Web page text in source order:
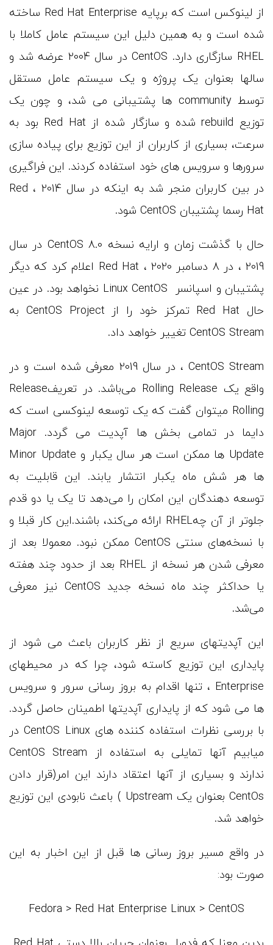
از لینوکس است که برپایه Red Hat Enterprise ساخته
شده است و به همین دلیل این سیستم عامل کاملا با
RHEL سازگاری دارد. CentOS در سال 2004 عرضه شد و
سالها بعنوان یک پروژه و یک سیستم عامل مستقل
توسط community ها پشتیبانی می شد، و چون یک
توزیع rebuild شده و سازگار شده از Red Hat بود به
سرعت، بسیاری از کاربران از این توزیع برای پیاده سازی
سرورها و سرویس های خود استفاده کردند. این فراگیری
در بین کاربران منجر شد به اینکه در سال 2014 ، Red
Hat رسما پشتیبان CentOS شود.
حال با گذشت زمان و ارایه نسخه CentOS 8.0 در سال
2019 ، در 8 دسامبر 2020 ، Red Hat اعلام کرد که دیگر
پشتیبان و اسپانسر Linux CentOS نخواهد بود. در عین
حال Red Hat تمرکز خود را از CentOS Project به
CentOS Stream تغییر خواهد داد.
CentOS Stream ، در سال 2019 معرفی شده است و در
واقع یک Rolling Release می‌باشد. در تعریفRelease
Rolling میتوان گفت که یک توسعه لینوکسی است که
دایما در تمامی بخش ها آپدیت می گردد. Major
Update ها ممکن است هر سال یکبار و Minor Update
ها هر شش ماه یکبار انتشار یابند. این قابلیت به
توسعه دهندگان این امکان را می‌دهد تا یک یا دو قدم
جلوتر از آن چهRHEL ارائه می‌کند، باشند.این کار قبلا و
با نسخه‌های سنتی CentOS ممکن نبود. معمولا بعد از
معرفی شدن هر نسخه از RHEL بعد از حدود چند هفته
یا حداکثر چند ماه نسخه جدید CentOS نیز معرفی
می‌شد.
این آپدیتهای سریع از نظر کاربران باعث می شود از
پایداری این توزیع کاسته شود، چرا که در محیطهای
Enterprise ، تنها اقدام به بروز رسانی سرور و سرویس
ها می شود که از پایداری آپدیتها اطمینان حاصل گردد.
با بررسی نظرات استفاده کننده های CentOS Linux در
میابیم آنها تمایلی به استفاده از CentOS Stream
ندارند و بسیاری از آنها اعتقاد دارند این امر(قرار دادن
CentOs بعنوان یک Upstream ) باعث نابودی این توزیع
خواهد شد.
در واقع مسیر بروز رسانی ها قبل از این اخبار به این
صورت بود:
Fedora > Red Hat Enterprise Linux > CentOS